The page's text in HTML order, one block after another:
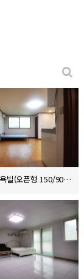
(계약완료) 뉴욕빌(오픈형 150/90/8)